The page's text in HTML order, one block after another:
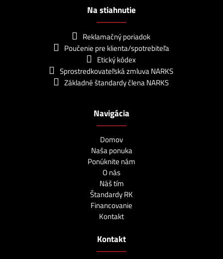
Na stiahnutie
Reklamačný poriadok
Poučenie pre klienta/spotrebiteľa
Etický kódex
Sprostredkovateľská zmluva NARKS
Základné štandardy člena NARKS
Navigácia
Domov
Naša ponuka
Ponúknite nám
O nás
Náš tím
Štandardy RK
Financovanie
Kontakt
Kontakt